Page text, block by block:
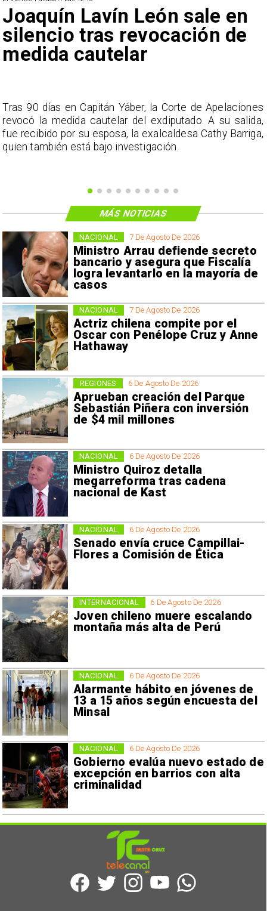
Joaquín Lavín León sale en
silencio tras revocación de
medida cautelar
Tras 90 días en Capitán Yáber, la Corte de Apelaciones
revocó la medida cautelar del exdiputado. A su salida,
fue recibido por su esposa, la exalcaldesa Cathy Barriga,
quien también está bajo investigación.
7 De Agosto De 2026
Ministro Arrau defiende secreto
bancario y asegura que Fiscalía
logra levantarlo en la mayoría de
casos
NACIONAL
7 De Agosto De 2026
Actriz chilena compite por el
Oscar con Penélope Cruz y Anne
Hathaway
NACIONAL
6 De Agosto De 2026
Aprueban creación del Parque
Sebastián Piñera con inversión
de $4 mil millones
REGIONES
6 De Agosto De 2026
Ministro Quiroz detalla
megarreforma tras cadena
nacional de Kast
NACIONAL
6 De Agosto De 2026
Senado envía cruce Campillai-
Flores a Comisión de Ética
NACIONAL
6 De Agosto De 2026
Joven chileno muere escalando
montaña más alta de Perú
INTERNACIONAL
6 De Agosto De 2026
Alarmante hábito en jóvenes de
13 a 15 años según encuesta del
Minsal
NACIONAL
6 De Agosto De 2026
Gobierno evalúa nuevo estado de
excepción en barrios con alta
criminalidad
NACIONAL
MÁS NOTICIAS